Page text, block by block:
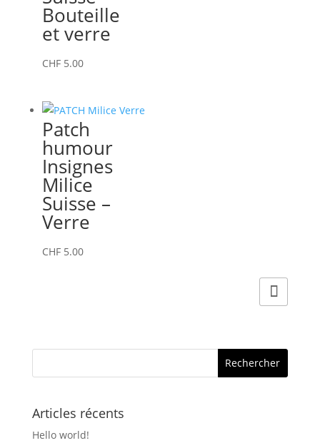
Bouteille
et verre
CHF5.00
Patch
humour
Insignes
Milice
Suisse –
Verre
CHF5.00
Articles récents
Hello world!